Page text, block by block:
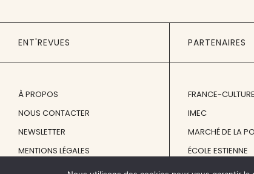
ENT'REVUES
À PROPOS
NOUS CONTACTER
NEWSLETTER
MENTIONS LÉGALES
PARTENAIRES
FRANCE-CULTURE
IMEC
MARCHÉ DE LA
ÉCOLE ESTIENNE